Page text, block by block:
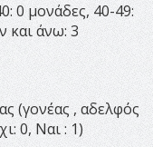
0 μονάδες, 40-49:
και άνω: 3
(γονέας , αδελφός
0, Ναι : 1)